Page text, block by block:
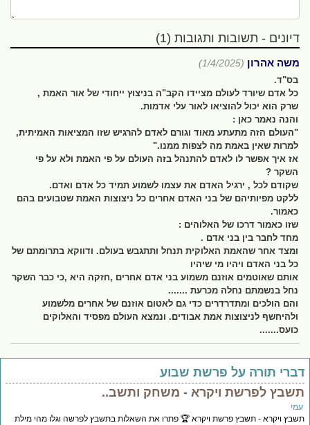
דיונים - תשובות ותגובות (1)
משה אהרון (1/4/2025)
בס"ד.
כל אדם שיורד לעולם מציידו הקב"ה בניצוץ ייחודי של אור האמת ,
שרק הוא יכול להוציאו לאור עלי אדמות.
והנה נאמר כאן :
"העולם הזה מתעתע מאוד וגורם לאדם להרגיש שזו המציאות האמיתית,
למרות שאין באמת מה לצפות ממנו."
אז איך אפשר לו לאדם להתנהל בזה העולם על פי האמת ולא על פי
השקר ?
שקודם לכל , ירגיל האדם את עצמו לשמוע תמיד כל אדם ואדם.
ללקט מפיותיהם של בני האדם אחרים כל ניצוצות האמת שטבועים בהם
כאמור.
שזו כאמור דרכו של האלוהים :
מחד לחבר בין בני אדם .
ומצד אחר שהאמת האלוקית תנחל ותתגבש בעולם. ודווקא בתרומתם של
כל בני האדם ויהיו מי שיהיו
אותם שאוטמים אוזנם משמוע בני אדם אחרים ,חזקה היא ,כי כבר השקר
נחל בנשמתם נחלה מכרעת .......
והם הולכים ומתדרדרים כדי גם לאטום אוזנם של אחרים מלשמוע
ולהיחשף לניצוצות אמת אבודים. ונמצא העולם מפסיד והאלוקים
כועס.......
דברי תורה על פרשת שבוע
תשבץ לפרשת ויקרא - משחק ותשב..
עמי
תשבץ ויקרא - תשבץ פרשת ויקרא 🏆 פתרו את השאלות בתשבץ לפרשה וגלו מהי מילת